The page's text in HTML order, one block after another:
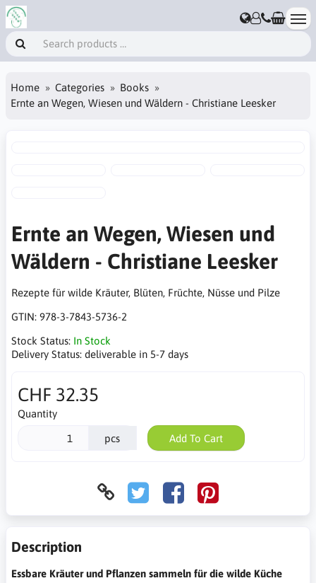
Home Categories
Books
Ernte an Wegen, Wiesen und Wäldern - Christiane Leesker
Ernte an Wegen, Wiesen und
Wäldern - Christiane Leesker
Rezepte für wilde Kräuter, Blüten, Früchte, Nüsse und Pilze
GTIN: 978-3-7843-5736-2
Stock Status: In Stock
Delivery Status: deliverable in 5-7 days
CHF 32.35
Quantity
pcs Add To Cart
Description
Essbare Kräuter und Pflanzen sammeln für die wilde Küche